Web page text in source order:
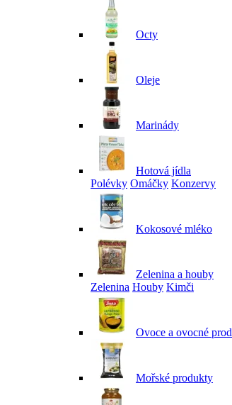
Octy
Oleje
Marinády
Hotová jídla
Polévky Omáčky Konzervy
Kokosové mléko
Zelenina a houby
Zelenina Houby Kimči
Ovoce a ovocné
Mořské produkty